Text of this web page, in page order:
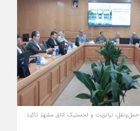
ترانزیت و لجستیک اتاق مشهد تاکید